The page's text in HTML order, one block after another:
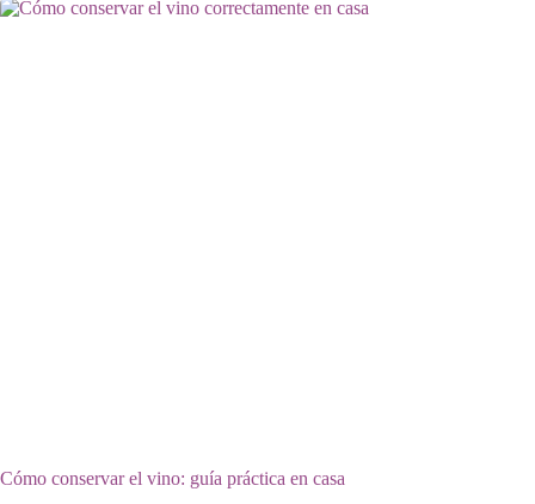
Cómo conservar el vino: guía práctica en casa